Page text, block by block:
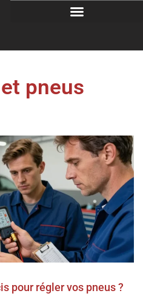
pneus
pour régler vos pneus ?